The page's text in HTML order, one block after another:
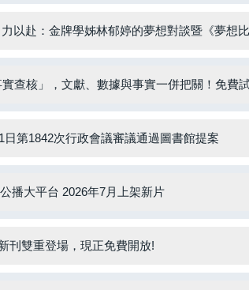
以赴：金牌學姊林郁婷的夢想對談暨《夢想
查核」，文獻、數據與事實一併把關！免費
日第1842次行政會議審議通過圖書館提案
播大平台 2026年7月上架新片
刊雙重登場，現正免費開放!